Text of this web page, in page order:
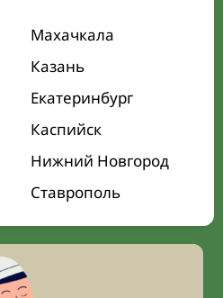
Махачкала
Казань
Екатеринбург
Каспийск
Нижний Новгород
Ставрополь